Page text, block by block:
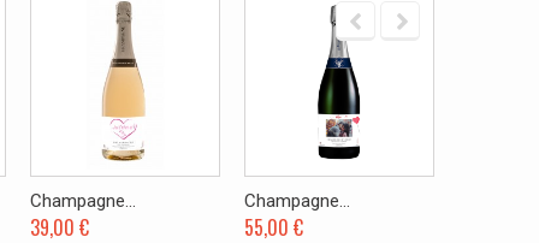
Champagne...
39,00 €
Champagne...
55,00 €